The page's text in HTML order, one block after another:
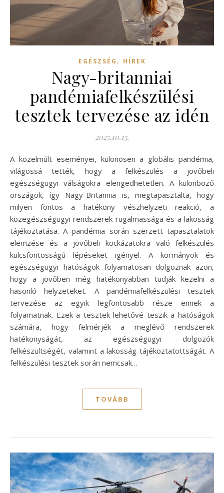
EGÉSZSÉG , HÍREK
Nagy-britanniai
pandémiafelkészülési
tesztek tervezése az idén
2025.10.15.
A közelmúlt eseményei, különösen a globális pandémia,
világossá tették, hogy a felkészülés a jövőbeli
egészségügyi válságokra elengedhetetlen. A különböző
országok, így Nagy-Britannia is, megtapasztalta, hogy
milyen fontos a hatékony vészhelyzeti reakció, a
közegészségügyi rendszerek rugalmassága és a lakosság
tájékoztatása. A pandémia során szerzett tapasztalatok
elemzése és a jövőbeli kockázatokra való felkészülés
kulcsfontosságú lépéseket igényel. A kormányok és
egészségügyi hatóságok folyamatosan dolgoznak azon,
hogy a jövőben még hatékonyabban tudják kezelni a
hasonló helyzeteket. A pandémiafelkészülési tesztek
tervezése az egyik legfontosabb része ennek a
folyamatnak. Ezek a tesztek lehetővé teszik a hatóságok
számára, hogy felmérjék a meglévő rendszerek
hatékonyságát, az egészségügyi dolgozók
felkészültségét, valamint a lakosság tájékoztatottságát. A
felkészülési tesztek során nemcsak…
TOVÁBB